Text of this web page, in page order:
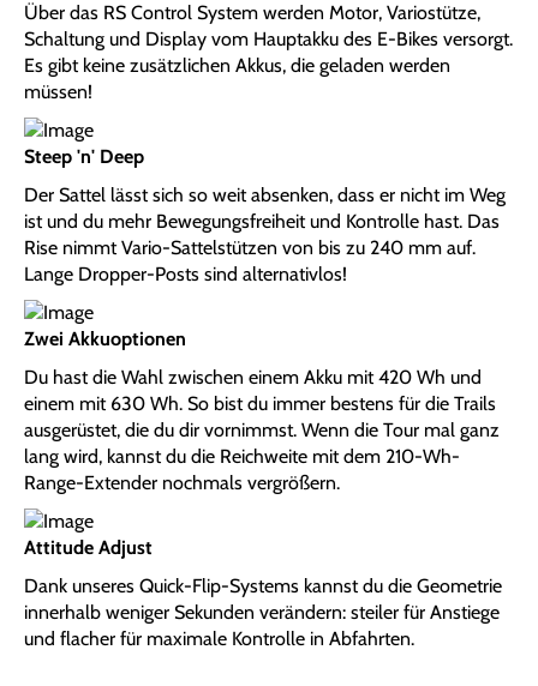
Über das RS Control System werden Motor, Variostütze,
Schaltung und Display vom Hauptakku des E-Bikes versorgt.
Es gibt keine zusätzlichen Akkus, die geladen werden
müssen!
Steep 'n' Deep
Der Sattel lässt sich so weit absenken, dass er nicht im Weg
ist und du mehr Bewegungsfreiheit und Kontrolle hast. Das
Rise nimmt Vario-Sattelstützen von bis zu 240 mm auf.
Lange Dropper-Posts sind alternativlos!
Zwei Akkuoptionen
Du hast die Wahl zwischen einem Akku mit 420 Wh und
einem mit 630 Wh. So bist du immer bestens für die Trails
ausgerüstet, die du dir vornimmst. Wenn die Tour mal ganz
lang wird, kannst du die Reichweite mit dem 210-Wh-
Range-Extender nochmals vergrößern.
Attitude Adjust
Dank unseres Quick-Flip-Systems kannst du die Geometrie
innerhalb weniger Sekunden verändern: steiler für Anstiege
und flacher für maximale Kontrolle in Abfahrten.